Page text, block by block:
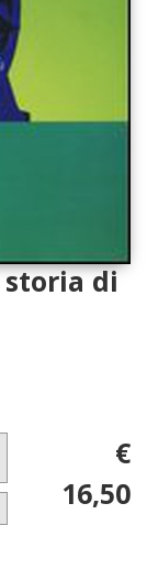
storia di
€
16,50